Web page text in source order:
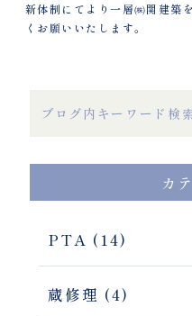
新体制にてより一層㈱関建築
くお願いいたします。
カ
PTA (14)
蔵修理 (4)